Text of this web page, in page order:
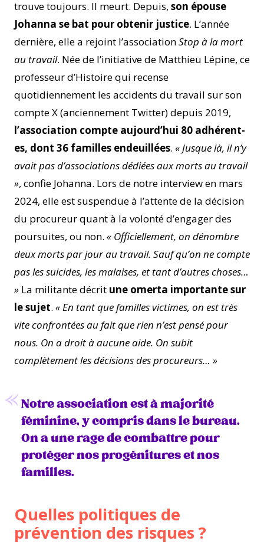
trouve toujours. Il meurt. Depuis, son épouse
Johanna se bat pour obtenir justice. L’année
dernière, elle a rejoint l’associationStop à la mort
au travail. Née de l’initiative de Matthieu Lépine, ce
professeur d’Histoire qui recense
quotidiennement les accidents du travail sur son
compte X (anciennement Twitter) depuis 2019,
l’association compte aujourd’hui 80 adhérent-
es, dont 36 familles endeuillées. « Jusque là, il n’y
avait pas d’associations dédiées aux morts au travail
», confie Johanna. Lors de notre interview en mars
2024, elle est suspendue à l’attente de la décision
du procureur quant à la volonté d’engager des
poursuites, ou non. « Officiellement, on dénombre
deux morts par jour au travail. Sauf qu’on ne compte
pas les suicides, les malaises, et tant d’autres choses…
» La militante décrit une omerta importante sur
le sujet. « En tant que familles victimes, on est très
vite confrontées au fait que rien n’est pensé pour
nous. On a droit à aucune aide. On subit
complètement les décisions des procureurs… »
Notre association est à majorité
féminine, y compris dans le bureau.
On a une rage de combattre pour
protéger nos progénitures et nos
familles.
Quelles politiques de
prévention des risques ?